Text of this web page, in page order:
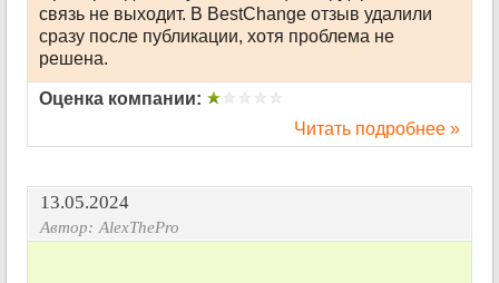
связь не выходит. В BestChange отзыв удалили
сразу после публикации, хотя проблема не
решена.
Оценка компании:
Читать подробнее »
13.05.2024
Автор: AlexThePro